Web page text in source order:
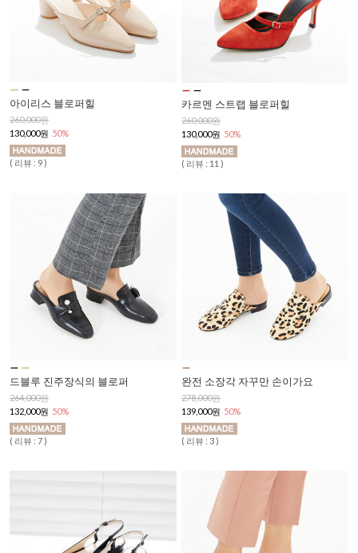
아이리스 블로퍼힐
260,000원
130,000원 50%
( 리뷰 : 9 )
카르멘 스트랩 블로퍼힐
260,000원
130,000원 50%
( 리뷰 : 11 )
드블루 진주장식의 블로퍼
264,000원
132,000원 50%
( 리뷰 : 7 )
완전 소장각 자꾸만 손이가요
278,000원
139,000원 50%
( 리뷰 : 3 )